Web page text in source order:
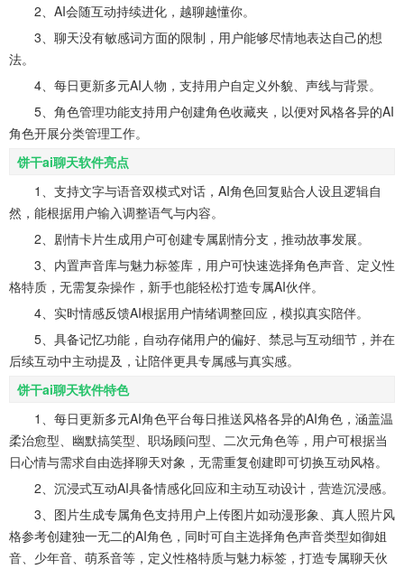
2、AI会随互动持续进化，越聊越懂你。
3、聊天没有敏感词方面的限制，用户能够尽情地表达自己的想
法。
4、每日更新多元AI人物，支持用户自定义外貌、声线与背景。
5、角色管理功能支持用户创建角色收藏夹，以便对风格各异的AI
角色开展分类管理工作。
饼干ai聊天软件亮点
1、支持文字与语音双模式对话，AI角色回复贴合人设且逻辑自
然，能根据用户输入调整语气与内容。
2、剧情卡片生成用户可创建专属剧情分支，推动故事发展。
3、内置声音库与魅力标签库，用户可快速选择角色声音、定义性
格特质，无需复杂操作，新手也能轻松打造专属AI伙伴。
4、实时情感反馈AI根据用户情绪调整回应，模拟真实陪伴。
5、具备记忆功能，自动存储用户的偏好、禁忌与互动细节，并在
后续互动中主动提及，让陪伴更具专属感与真实感。
饼干ai聊天软件特色
1、每日更新多元AI角色平台每日推送风格各异的AI角色，涵盖温
柔治愈型、幽默搞笑型、职场顾问型、二次元角色等，用户可根据当
日心情与需求自由选择聊天对象，无需重复创建即可切换互动风格。
2、沉浸式互动AI具备情感化回应和主动互动设计，营造沉浸感。
3、图片生成专属角色支持用户上传图片如动漫形象、真人照片风
格参考创建独一无二的AI角色，同时可自主选择角色声音类型如御姐
音、少年音、萌系音等，定义性格特质与魅力标签，打造专属聊天伙